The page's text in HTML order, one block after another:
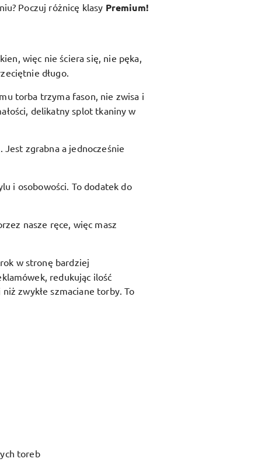
Poczuj różnicę klasy Premium!
więc nie ściera się, nie pęka,
długo.
torba trzyma fason, nie zwisa i
delikatny splot tkaniny w
zgrabna a jednocześnie
i osobowości. To dodatek do
nasze ręce, więc masz
w stronę bardziej
redukując ilość
zwykłe szmaciane torby. To
toreb